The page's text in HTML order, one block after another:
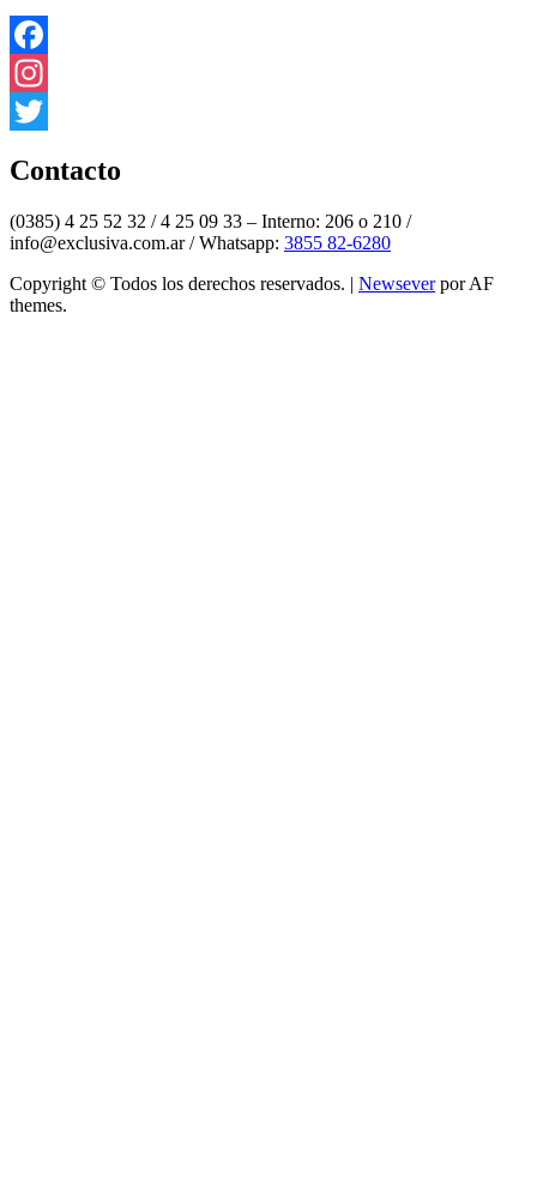
Facebook
Instagram
Contacto
(0385) 4 25 52 32 / 4 25 09 33 – Interno: 206 o 210 /
info@exclusiva.com.ar / Whatsapp: 3855 82-6280
Copyright © Todos los derechos reservados. | Newseverpor AF
themes.